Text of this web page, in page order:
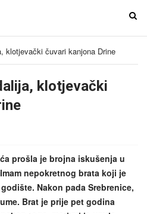
T
t
klotjevački čuvari kanjona Drine
klotjevački
prošla je brojna iskušenja u
nepokretnog brata koji je
Nakon pada Srebrenice,
Brat je prije pet godina